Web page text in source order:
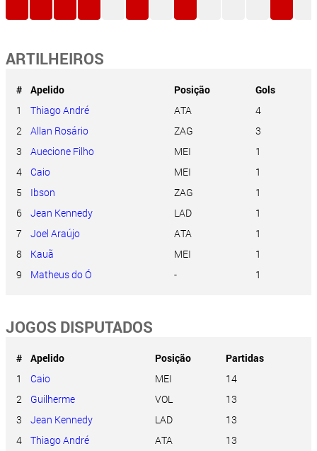
ARTILHEIROS
# Apelido Posição
Gols
1
Thiago André ATA
4
2
Allan Rosário ZAG
3
3
Auecione Filho MEI
1
4
Caio MEI
1
5
Ibson ZAG
1
6
Jean Kennedy LAD
1
7
Joel Araújo ATA
1
8
Kauã MEI
1
9
Matheus do Ó - 1
JOGOS DISPUTADOS
# Apelido Posição
Partidas
1
Caio MEI
14
2
Guilherme VOL
13
3
Jean Kennedy LAD
13
4
Thiago André ATA
13